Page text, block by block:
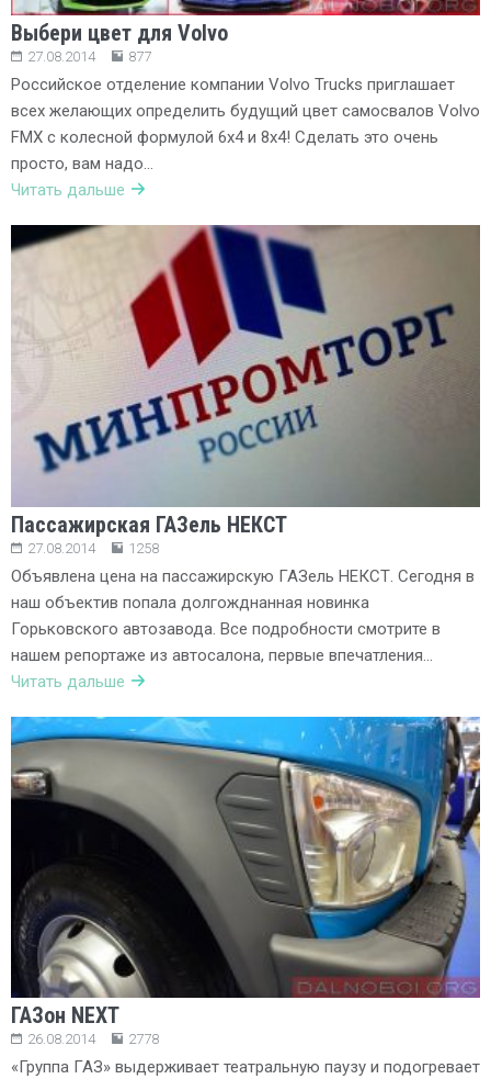
Выбери цвет для Volvo
27.08.2014 877
Российское отделение компании Volvo Trucks приглашает
всех желающих определить будущий цвет самосвалов Volvo
FMX с колесной формулой 6х4 и 8х4! Сделать это очень
просто, вам надо…
Читать дальше
Пассажирская ГАЗель НЕКСТ
27.08.2014 1258
Объявлена цена на пассажирскую ГАЗель НЕКСТ. Сегодня в
наш объектив попала долгожднанная новинка
Горьковского автозавода. Все подробности смотрите в
нашем репортаже из автосалона, первые впечатления…
Читать дальше
ГАЗон NEXT
26.08.2014 2778
«Группа ГАЗ» выдерживает театральную паузу и подогревает